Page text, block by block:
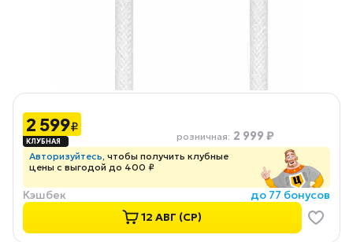
2 599₽
розничная: 2 999 ₽
Авторизуйтесь, чтобы получить клубные
цены с выгодой до 400 ₽
Кэшбек
до 77 бонусов
12 АВГ (СР)